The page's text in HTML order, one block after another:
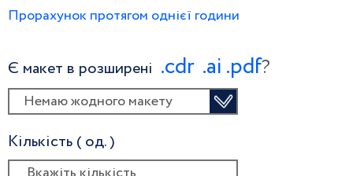
Прорахунок протягом однієї години
Є макет в розширені .сdr .ai .pdf?
Немаю жодного макету
Кількість ( од. )